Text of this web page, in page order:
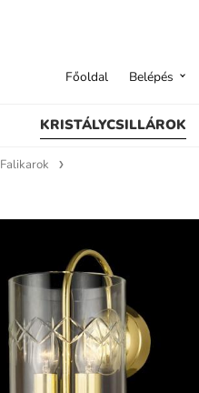
KRISTÁLYCSILLÁROK
Főoldal Belépés
Falikarok